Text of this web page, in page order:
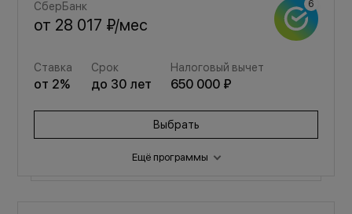
СберБанк
от 28 017 ₽/мес
Ставка
от 2%
Срок
до 30 лет
Налоговый вычет
650 000 ₽
Выбрать
Ещё программы